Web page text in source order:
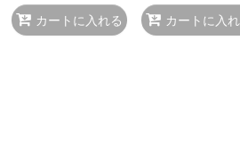
カートに入れる カートに入